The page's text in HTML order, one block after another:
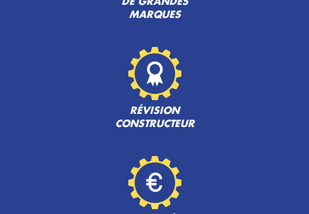
MARQUES
RÉVISION
CONSTRUCTEUR